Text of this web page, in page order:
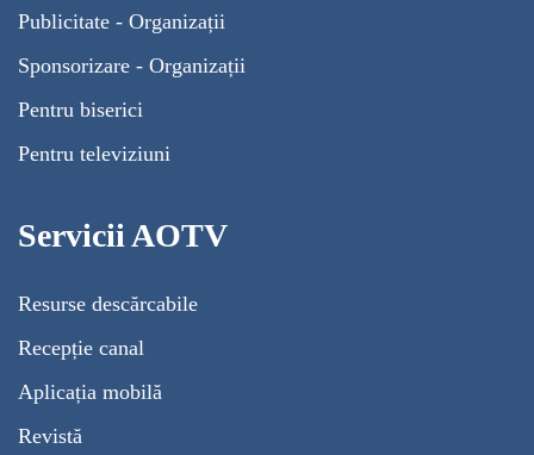
Publicitate - Organizații
Sponsorizare - Organizații
Pentru biserici
Pentru televiziuni
Servicii AOTV
Resurse descărcabile
Recepție canal
Aplicația mobilă
Revistă